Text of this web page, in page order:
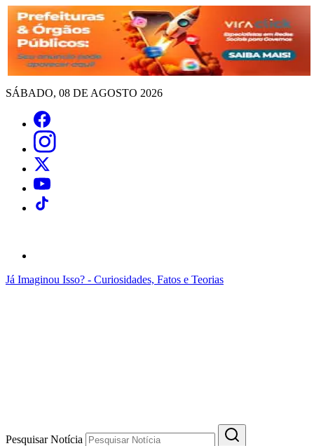
SÁBADO, 08 DE AGOSTO 2026
Já Imaginou Isso? - Curiosidades, Fatos e Teorias
Pesquisar Notícia